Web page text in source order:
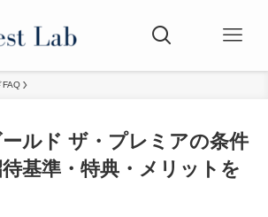
FAQ
ルド ザ・プレミアの条件
基準・特典・メリットを